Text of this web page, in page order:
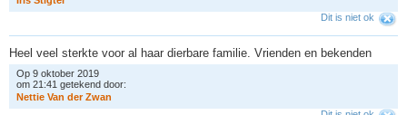
Dit is niet ok
Heel veel sterkte voor al haar dierbare familie. Vrienden en bekenden
Op 9 oktober 2019
om 21:41 getekend door:
Nettie Van der Zwan